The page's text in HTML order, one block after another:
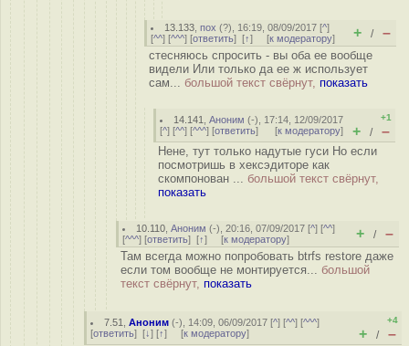
13.133 ,пох (?), 16:19, 08/09/2017 [^]
[^^] [^^^] [ответить] [↑] [к модератору] + / –
стесняюсь спросить - вы оба ее вообще
видели Или только да ее ж использует
сам... большой текст свёрнут, показать
14.141 ,Аноним (-), 17:14, 12/09/2017
[^] [^^] [^^^] [ответить] [к модератору]
+1
+ / –
Нене, тут только надутые гуси Но если
посмотришь в хексэдиторе как
скомпонован ... большой текст свёрнут,
показать
10.110 ,Аноним (-), 20:16, 07/09/2017 [^] [^^]
[^^^] [ответить] [↑] [к модератору] + / –
Там всегда можно попробовать btrfs restore даже
если том вообще не монтируется... большой
текст свёрнут, показать
7.51 ,Аноним (-), 14:09, 06/09/2017 [^] [^^] [^^^]
[ответить] [↓] [↑] [к модератору]
+4
+ / –